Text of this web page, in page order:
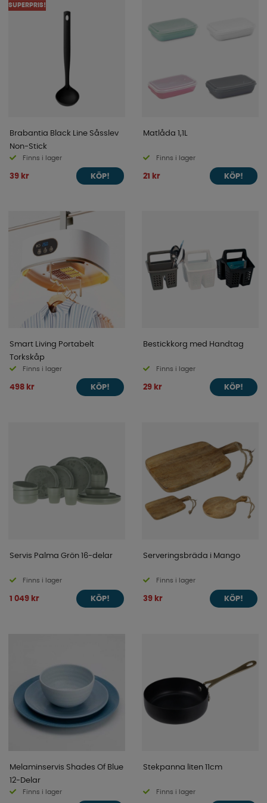
SUPERPRIS!
Brabantia Black Line Såsslev
Non-Stick
Finns i lager
39 kr KÖP!
Matlåda 1,1L
Finns i lager
21 kr KÖP!
Smart Living Portabelt
Torkskåp
Finns i lager
498 kr KÖP!
Bestickkorg med Handtag
Finns i lager
29 kr KÖP!
Servis Palma Grön 16-delar
Finns i lager
1 049 kr KÖP!
Serveringsbräda i Mango
Finns i lager
39 kr KÖP!
Melaminservis Shades Of Blue
12-Delar
Finns i lager
Stekpanna liten 11cm
Finns i lager